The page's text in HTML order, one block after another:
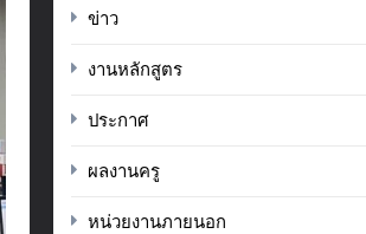
ข่าว
งานหลักสูตร
ประกาศ
ผลงานครู
หน่วยงานภายนอก